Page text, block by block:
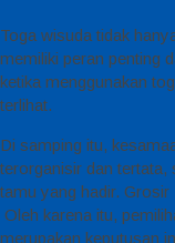
Toga wisuda tidak
memiliki peran penting
ketika menggunakan
terlihat.
Di samping itu,
terorganisir dan tertata,
tamu yang hadir.
Oleh karena itu,
merupakan keputusan